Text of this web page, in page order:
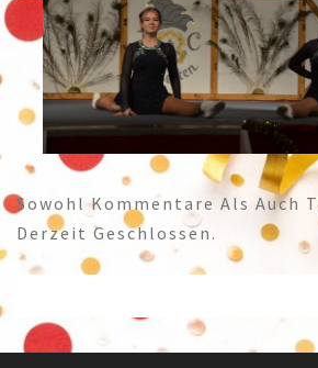
Sowohl Kommentare Als Auch
Derzeit Geschlossen.